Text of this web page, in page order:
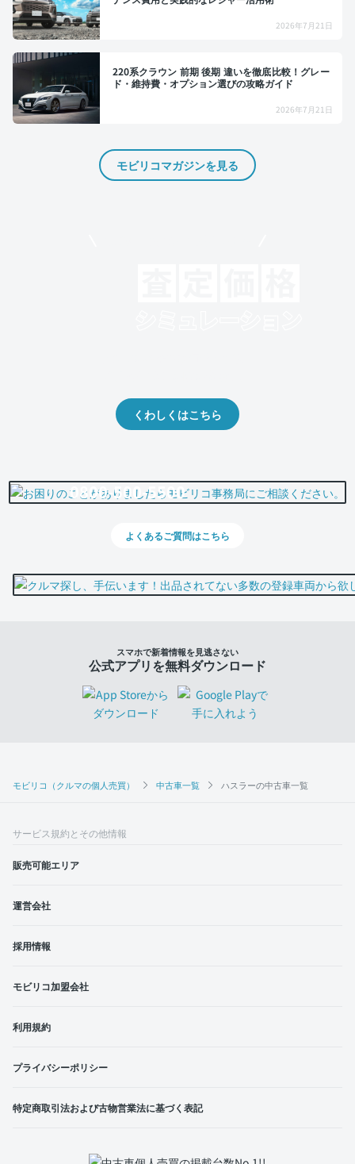
モビリコ（クルマの個人売買） 中古車一覧 ハスラーの中古車一覧
2026年7月21日
220系クラウン 前期 後期 違いを徹底比較！グレー
ド・維持費・オプション選びの攻略ガイド
2026年7月21日
モビリコマガジンを見る
くわしくはこちら
0800-500-5500
よくあるご質問はこちら
スマホで新着情報を見逃さない
公式アプリを無料ダウンロード
サービス規約とその他情報
販売可能エリア
運営会社
採用情報
モビリコ加盟会社
利用規約
プライバシーポリシー
特定商取引法および古物営業法に基づく表記